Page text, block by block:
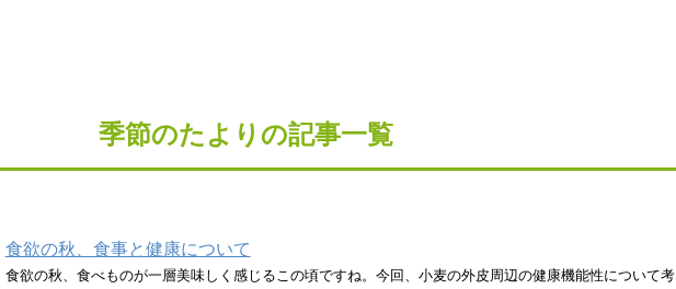
季節のたよりの記事一覧
食欲の秋、食事と健康について
食欲の秋、食べものが一層美味しく感じるこの頃ですね。今回、小麦の外皮周辺の健康機能性について考